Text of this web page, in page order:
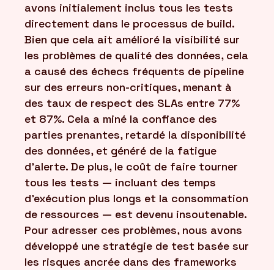
avons initialement inclus tous les tests
directement dans le processus de build.
Bien que cela ait amélioré la visibilité sur
les problèmes de qualité des données, cela
a causé des échecs fréquents de pipeline
sur des erreurs non-critiques, menant à
des taux de respect des SLAs entre 77%
et 87%. Cela a miné la confiance des
parties prenantes, retardé la disponibilité
des données, et généré de la fatigue
d'alerte. De plus, le coût de faire tourner
tous les tests — incluant des temps
d'exécution plus longs et la consommation
de ressources — est devenu insoutenable.
Pour adresser ces problèmes, nous avons
développé une stratégie de test basée sur
les risques ancrée dans des frameworks